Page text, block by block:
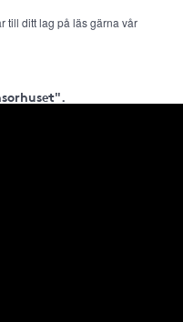
till ditt lag på läs gärna vår